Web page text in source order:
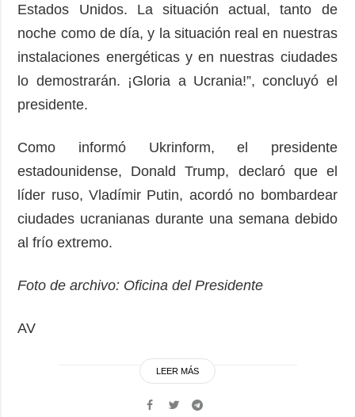
Estados Unidos. La situación actual, tanto de
noche como de día, y la situación real en nuestras
instalaciones energéticas y en nuestras ciudades
lo demostrarán. ¡Gloria a Ucrania!”, concluyó el
presidente.
Como informó Ukrinform, el presidente
estadounidense, Donald Trump, declaró que el
líder ruso, Vladímir Putin, acordó no bombardear
ciudades ucranianas durante una semana debido
al frío extremo.
Foto de archivo: Oficina del Presidente
AV
LEER MÁS